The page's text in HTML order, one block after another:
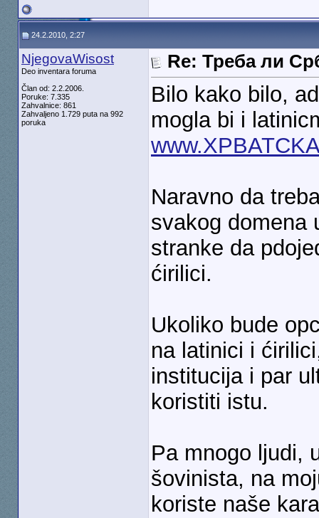
24.2.2010, 2:27
NjegovaWisost
Deo inventara foruma
Član od: 2.2.2006.
Poruke: 7.335
Zahvalnice: 861
Zahvaljeno 1.729 puta na 992
poruka
Re: Треба ли
Bilo kako bilo,
mogla bi i
Naravno da
svakog domena
stranke da
ćirilici.
Ukoliko bude
na latinici i
institucija i par
koristiti istu.
Pa mnogo ljudi,
šovinista, na
koriste naše